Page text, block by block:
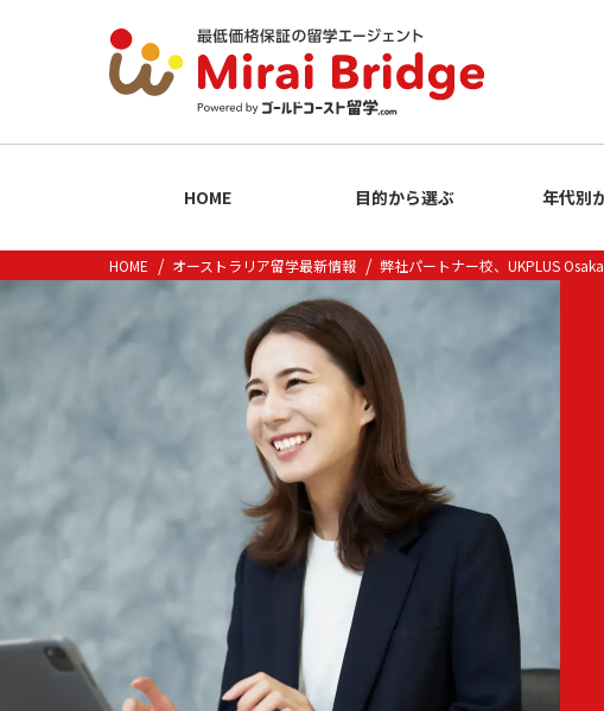
HOME 目的から選ぶ 年代別
HOME オーストラリア留学最新情報 弊社パートナー校、UKPLUS